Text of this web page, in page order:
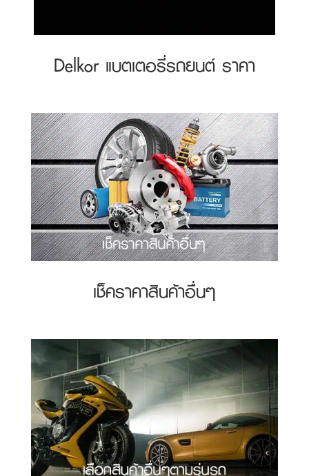
Delkor แบตเตอรี่รถยนต์ ราคา
เช็คราคาสินค้าอื่นๆ